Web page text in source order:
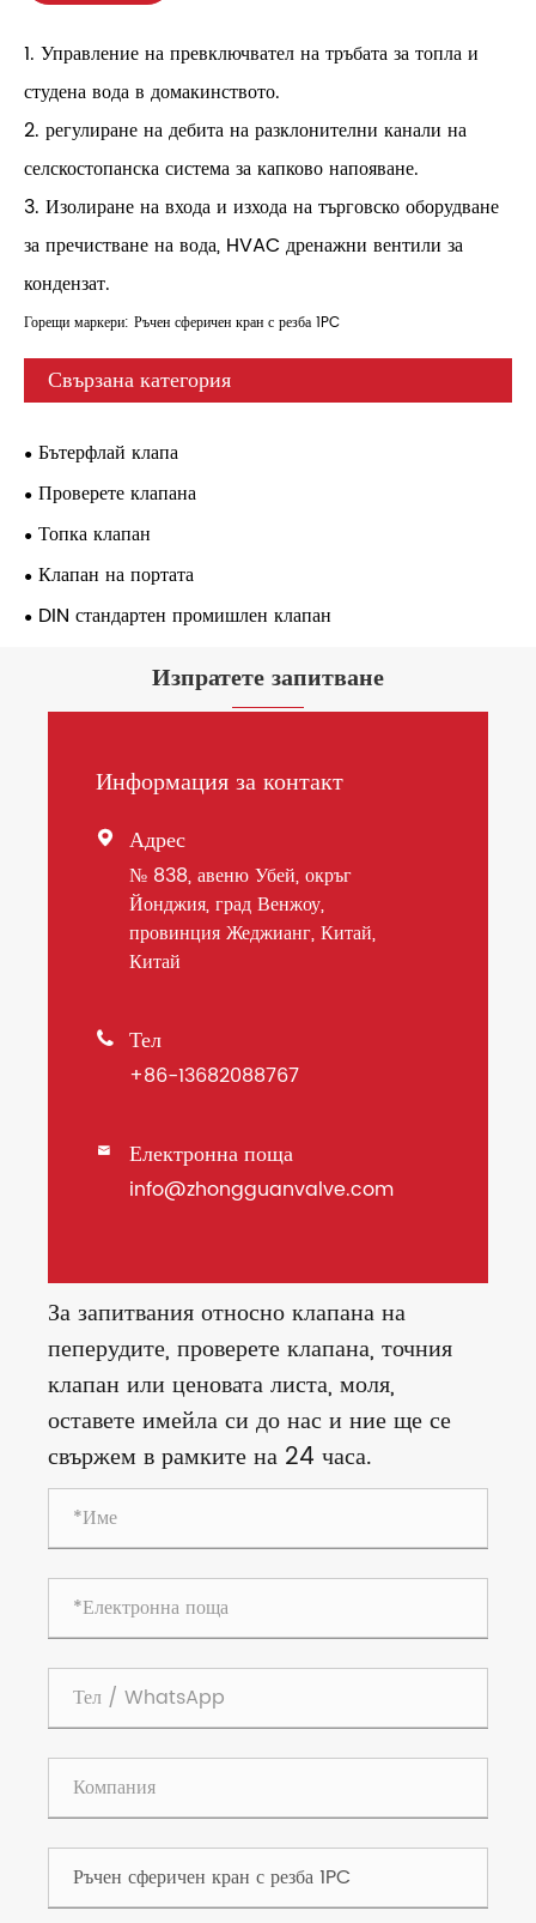
1. Управление на превключвател на тръбата за топла и
студена вода в домакинството.
2. регулиране на дебита на разклонителни канали на
селскостопанска система за капково напояване.
3. Изолиране на входа и изхода на търговско оборудване
за пречистване на вода, HVAC дренажни вентили за
кондензат.
Горещи маркери: Ръчен сферичен кран с резба 1PC
Свързана категория
Бътерфлай клапа
Проверете клапана
Топка клапан
Клапан на портата
DIN стандартен промишлен клапан
Изпратете запитване
Информация за контакт
 Адрес
№ 838, авеню Убей, окръг
Йонджия, град Венжоу,
провинция Жеджианг, Китай,
Китай
 Тел
+86-13682088767
 Електронна поща
info@zhongguanvalve.com
За запитвания относно клапана на
пеперудите, проверете клапана, точния
клапан или ценовата листа, моля,
оставете имейла си до нас и ние ще се
свържем в рамките на 24 часа.